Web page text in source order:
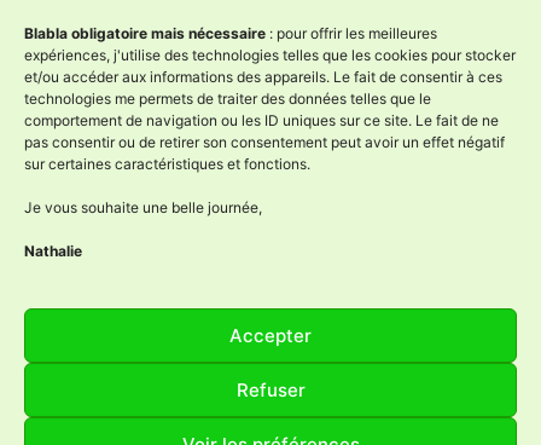
Blabla obligatoire mais nécessaire : pour offrir les meilleures
expériences, j'utilise des technologies telles que les cookies pour stocker
et/ou accéder aux informations des appareils. Le fait de consentir à ces
technologies me permets de traiter des données telles que le
comportement de navigation ou les ID uniques sur ce site. Le fait de ne
pas consentir ou de retirer son consentement peut avoir un effet négatif
sur certaines caractéristiques et fonctions.
Je vous souhaite une belle journée,
Nathalie
Accepter
Refuser
Avis Google
L'Âne à Nath
4.9
Basé sur 59 avis
powered byG oogle
évaluez-nous sur
Facebook
Instagram
YouTubeLinkedIn